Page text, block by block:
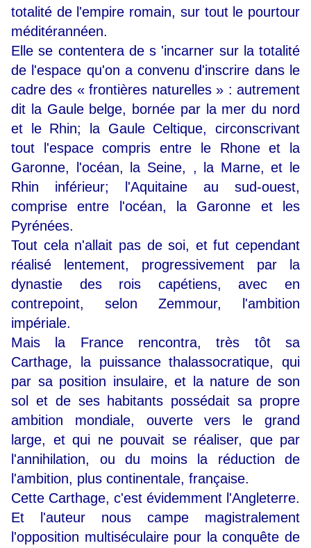
totalité de l'empire romain, sur tout le pourtour
méditérannéen.
Elle se contentera de s 'incarner sur la totalité
de l'espace qu'on a convenu d'inscrire dans le
cadre des « frontières naturelles » : autrement
dit la Gaule belge, bornée par la mer du nord
et le Rhin; la Gaule Celtique, circonscrivant
tout l'espace compris entre le Rhone et la
Garonne, l'océan, la Seine, , la Marne, et le
Rhin inférieur; l'Aquitaine au sud-ouest,
comprise entre l'océan, la Garonne et les
Pyrénées.
Tout cela n'allait pas de soi, et fut cependant
réalisé lentement, progressivement par la
dynastie des rois capétiens, avec en
contrepoint, selon Zemmour, l'ambition
impériale.
Mais la France rencontra, très tôt sa
Carthage, la puissance thalassocratique, qui
par sa position insulaire, et la nature de son
sol et de ses habitants possédait sa propre
ambition mondiale, ouverte vers le grand
large, et qui ne pouvait se réaliser, que par
l'annihilation, ou du moins la réduction de
l'ambition, plus continentale, française.
Cette Carthage, c'est évidemment l'Angleterre.
Et l'auteur nous campe magistralement
l'opposition multiséculaire pour la conquête de